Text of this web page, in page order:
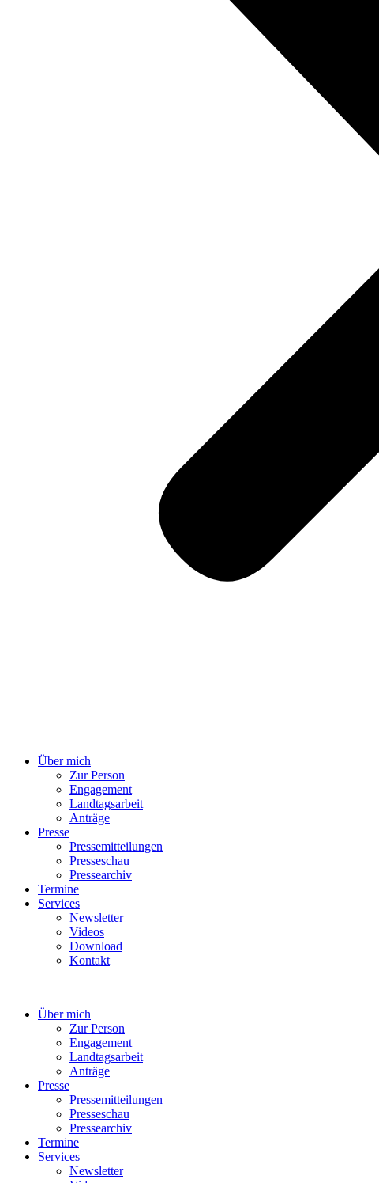
Über mich
Zur Person
Engagement
Landtagsarbeit
Anträge
Presse
Pressemitteilungen
Presseschau
Pressearchiv
Termine
Services
Newsletter
Videos
Download
Kontakt
Über mich
Zur Person
Engagement
Landtagsarbeit
Anträge
Presse
Pressemitteilungen
Presseschau
Pressearchiv
Termine
Services
Newsletter